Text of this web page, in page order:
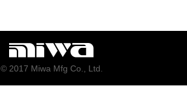
© 2017 Miwa Mfg Co., Ltd.